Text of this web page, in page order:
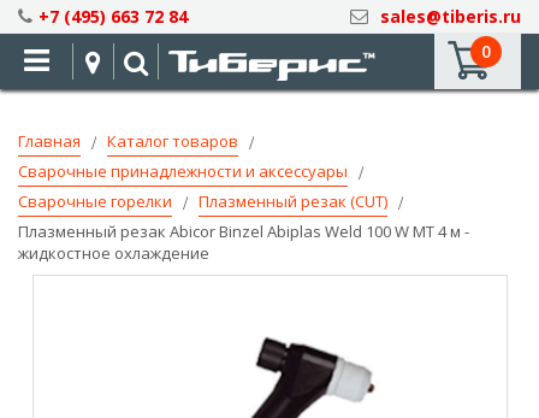
Skip
to
Content
+7 (495) 663 72 84
sales@tiberis.ru
0
Главная
Каталог товаров
Сварочные принадлежности и аксессуары
Сварочные горелки
Плазменный резак (CUT)
Плазменный резак Abicor Binzel Abiplas Weld 100 W MT 4 м -
жидкостное охлаждение